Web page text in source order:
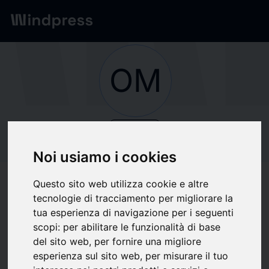
Noi usiamo i cookies
Questo sito web utilizza cookie e altre
tecnologie di tracciamento per migliorare la
tua esperienza di navigazione per i seguenti
scopi: per abilitare le funzionalità di base
del sito web, per fornire una migliore
esperienza sul sito web, per misurare il tuo
Network/Società
OM
OMNIUM
CULTURAL
favorite Segui aggiornamenti